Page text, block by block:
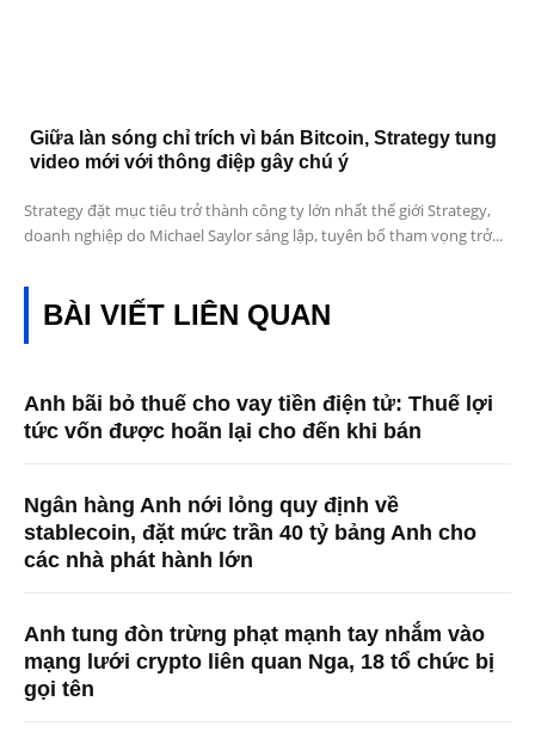
Giữa làn sóng chỉ trích vì bán Bitcoin, Strategy tung
video mới với thông điệp gây chú ý
Strategy đặt mục tiêu trở thành công ty lớn nhất thế giới Strategy,
doanh nghiệp do Michael Saylor sáng lập, tuyên bố tham vọng trở...
BÀI VIẾT LIÊN QUAN
Anh bãi bỏ thuế cho vay tiền điện tử: Thuế lợi
tức vốn được hoãn lại cho đến khi bán
Ngân hàng Anh nới lỏng quy định về
stablecoin, đặt mức trần 40 tỷ bảng Anh cho
các nhà phát hành lớn
Anh tung đòn trừng phạt mạnh tay nhắm vào
mạng lưới crypto liên quan Nga, 18 tổ chức bị
gọi tên